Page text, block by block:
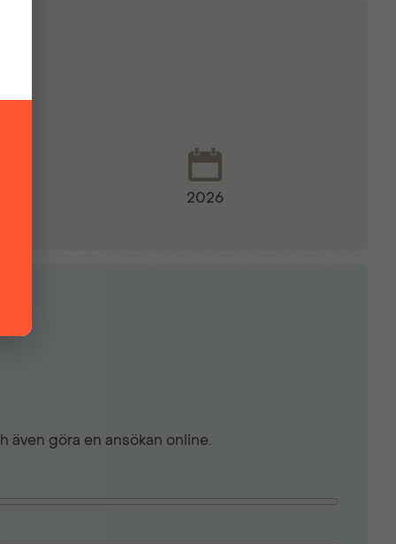
2026
även göra en ansökan online.